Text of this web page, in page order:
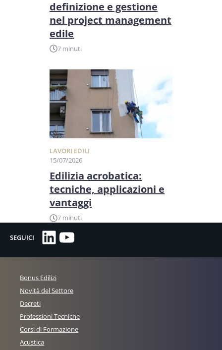
definizione e gestione
nel project management
edile
7 minuti
LAVORI EDILI
15/07/2026
Edilizia acrobatica:
tecniche, applicazioni e
vantaggi
7 minuti
SEGUICI LinkedIn
YouTube
Bonus Edilizi
Novità del Settore
Decreti
Professioni Tecniche
Corsi di Formazione
Acustica